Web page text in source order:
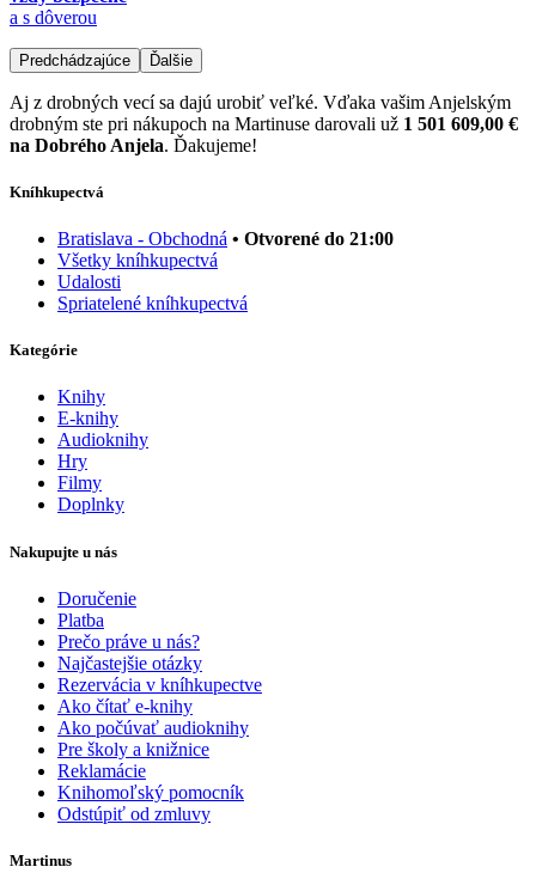
a s dôverou
Predchádzajúce Ďalšie
Aj z drobných vecí sa dajú urobiť veľké. Vďaka vašim Anjelským
drobným ste pri nákupoch na Martinuse darovali už 1 501 609,00 €
na Dobrého Anjela. Ďakujeme!
Kníhkupectvá
Bratislava - Obchodná • Otvorené do 21:00
Všetky kníhkupectvá
Udalosti
Spriatelené kníhkupectvá
Kategórie
Knihy
E-knihy
Audioknihy
Hry
Filmy
Doplnky
Nakupujte u nás
Doručenie
Platba
Prečo práve u nás?
Najčastejšie otázky
Rezervácia v kníhkupectve
Ako čítať e-knihy
Ako počúvať audioknihy
Pre školy a knižnice
Reklamácie
Knihomoľský pomocník
Odstúpiť od zmluvy
Martinus